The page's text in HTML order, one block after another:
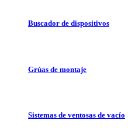
Buscador de dispositivos
Grúas de montaje
Sistemas de ventosas de vacío